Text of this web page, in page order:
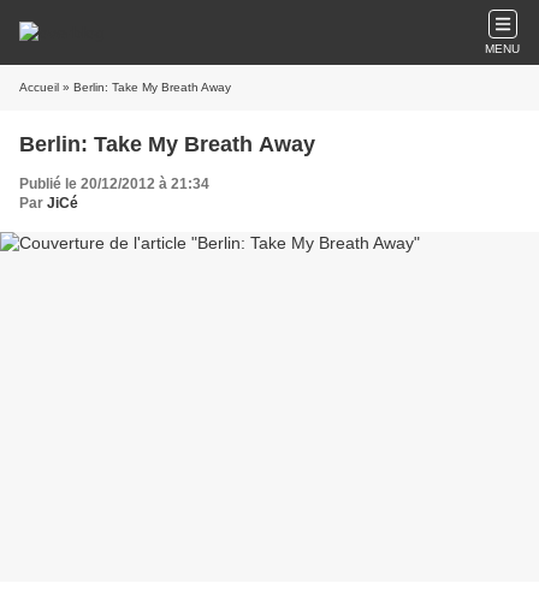
MENU
Accueil » Berlin: Take My Breath Away
Berlin: Take My Breath Away
Publié le 20/12/2012 à 21:34
Par JiCé